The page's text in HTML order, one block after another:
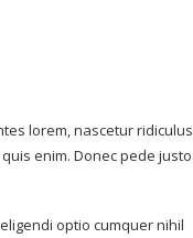
lorem, nascetur ridiculus
enim. Donec pede justo
optio cumquer nihil